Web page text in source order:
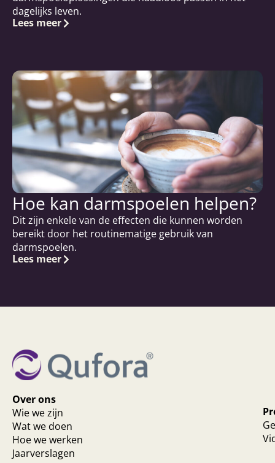
dagelijks leven.
Lees meer
Hoe kan darmspoelen helpen?
Dit zijn enkele van de effecten die kunnen worden
bereikt door het routinematige gebruik van
darmspoelen.
Lees meer
Over ons
Wie we zijn
Wat we doen
Hoe we werken
Jaarverslagen